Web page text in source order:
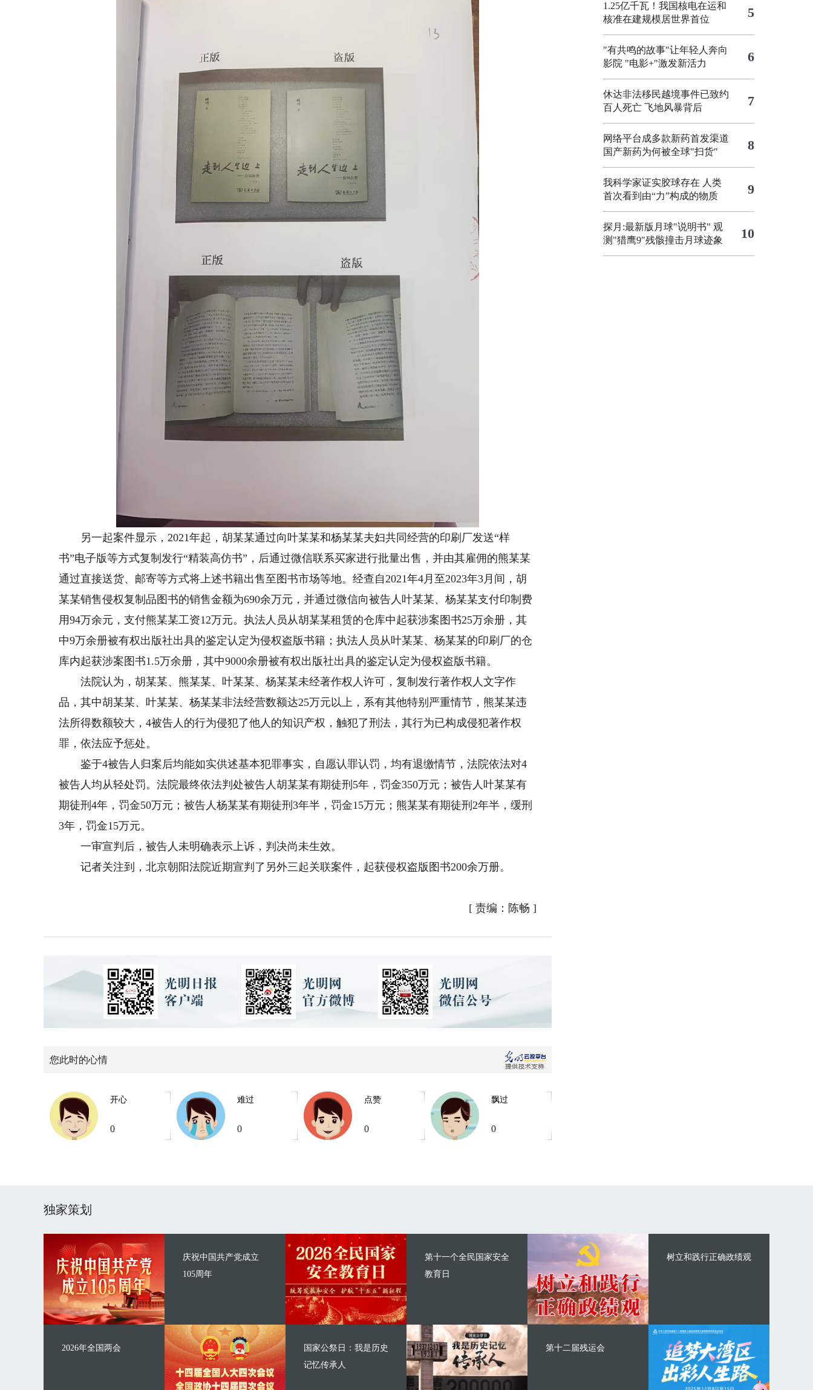
另一起案件显示，2021年起，胡某某通过向叶某某和杨某某夫妇共同经营的印刷厂发送“样
书”电子版等方式复制发行“精装高仿书”，后通过微信联系买家进行批量出售，并由其雇佣的熊某某
通过直接送货、邮寄等方式将上述书籍出售至图书市场等地。经查自2021年4月至2023年3月间，胡
某某销售侵权复制品图书的销售金额为690余万元，并通过微信向被告人叶某某、杨某某支付印制费
用94万余元，支付熊某某工资12万元。执法人员从胡某某租赁的仓库中起获涉案图书25万余册，其
中9万余册被有权出版社出具的鉴定认定为侵权盗版书籍；执法人员从叶某某、杨某某的印刷厂的仓
库内起获涉案图书1.5万余册，其中9000余册被有权出版社出具的鉴定认定为侵权盗版书籍。
法院认为，胡某某、熊某某、叶某某、杨某某未经著作权人许可，复制发行著作权人文字作
品，其中胡某某、叶某某、杨某某非法经营数额达25万元以上，系有其他特别严重情节，熊某某违
法所得数额较大，4被告人的行为侵犯了他人的知识产权，触犯了刑法，其行为已构成侵犯著作权
罪，依法应予惩处。
鉴于4被告人归案后均能如实供述基本犯罪事实，自愿认罪认罚，均有退缴情节，法院依法对4
被告人均从轻处罚。法院最终依法判处被告人胡某某有期徒刑5年，罚金350万元；被告人叶某某有
期徒刑4年，罚金50万元；被告人杨某某有期徒刑3年半，罚金15万元；熊某某有期徒刑2年半，缓刑
3年，罚金15万元。
一审宣判后，被告人未明确表示上诉，判决尚未生效。
记者关注到，北京朝阳法院近期宣判了另外三起关联案件，起获侵权盗版图书200余万册。
[ 责编：陈畅 ]
您此时的心情
开心
0
难过
0
点赞
0
飘过
0
1.25亿千瓦！我国核电在运和
核准在建规模居世界首位
5
"有共鸣的故事"让年轻人奔向
影院 "电影+"激发新活力 6
休达非法移民越境事件已致约
百人死亡 飞地风暴背后 7
网络平台成多款新药首发渠道
国产新药为何被全球"扫货"
8
我科学家证实胶球存在 人类
首次看到由“力”构成的物质
9
探月:最新版月球"说明书" 观
测"猎鹰9"残骸撞击月球迹象
10
独家策划
庆祝中国共产党成立
105周年
2026年全国两会
第十一个全民国家安全
教育日
国家公祭日：我是历史
记忆传承人
树立和践行正确政绩观
第十二届残运会